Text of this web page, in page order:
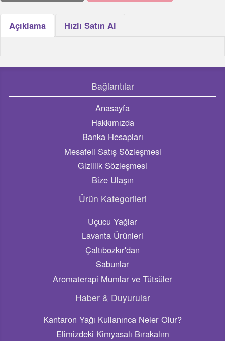
Bağlantılar
Mesafeli Satış Sözleşmesi
Gizlilik Sözleşmesi
Bize Ulaşın
Ürün Kategorileri
Uçucu Yağlar
Lavanta Ürünleri
Çaltıbozkır'dan
Aromaterapi Mumlar ve Tütsüler
Haber & Duyurular
Kantaron Yağı Kullanınca Neler Olur?
Elimizdeki Kimyasalı Bırakalım
Cilt Bakımınız Doğaya Zarar Vermesin!
Lavanta yağının faydaları nelerdir?
nelere iyi gelir?
Sosyal Medya